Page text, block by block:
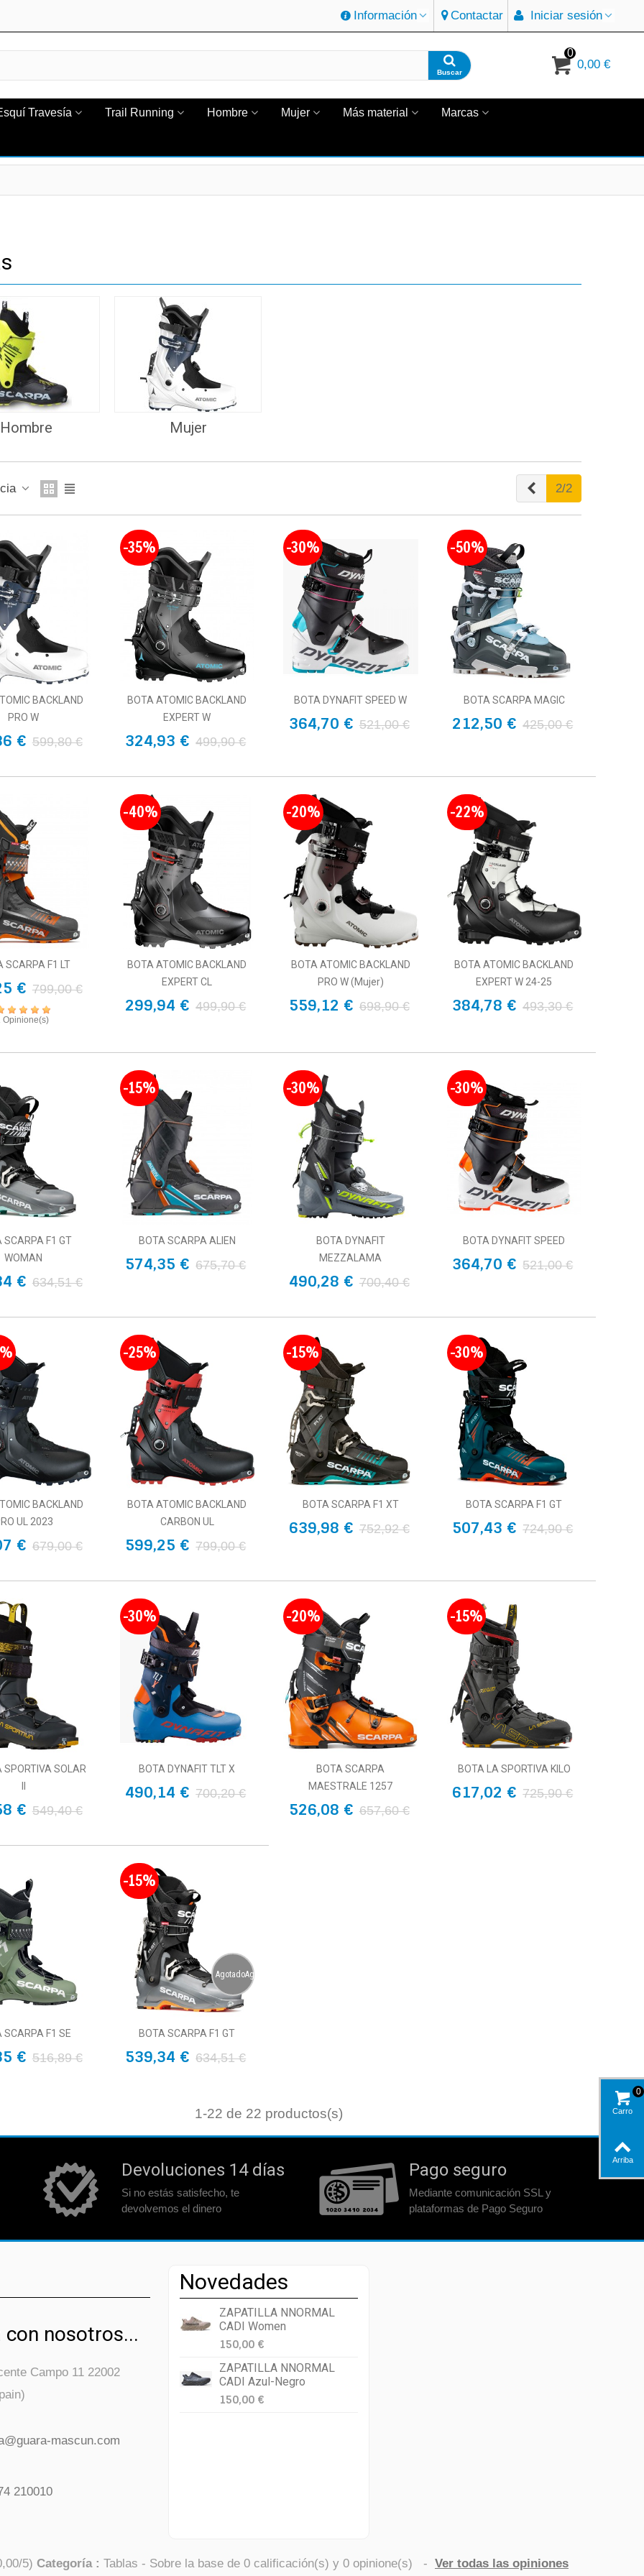
Información Contactar Iniciar sesión
Buscar
0
0,00 €
Travesía Trail Running Hombre Mujer Más material Marcas
Hombre Mujer
Anterior
2/2
BACKLAND
PRO W
€ 599,80 €
-35%
BOTA ATOMIC BACKLAND
EXPERT W
324,93 € 499,90 €
-30%
BOTA DYNAFIT SPEED W
364,70 € 521,00 €
-50%
BOTA SCARPA MAGIC
212,50 € 425,00 €
SCARPA F1 LT
€ 799,00 €
Opinione(s)
-40%
BOTA ATOMIC BACKLAND
EXPERT CL
299,94 € 499,90 €
-20%
BOTA ATOMIC BACKLAND
PRO W (Mujer)
559,12 € 698,90 €
-22%
BOTA ATOMIC BACKLAND
EXPERT W 24-25
384,78 € 493,30 €
SCARPA F1 GT
WOMAN
€ 634,51 €
-15%
BOTA SCARPA ALIEN
574,35 € 675,70 €
-30%
BOTA DYNAFIT
MEZZALAMA
490,28 € 700,40 €
-30%
BOTA DYNAFIT SPEED
364,70 € 521,00 €
BACKLAND
UL 2023
€ 679,00 €
-25%
BOTA ATOMIC BACKLAND
CARBON UL
599,25 € 799,00 €
-15%
BOTA SCARPA F1 XT
639,98 € 752,92 €
-30%
BOTA SCARPA F1 GT
507,43 € 724,90 €
SPORTIVA SOLAR
€ 549,40 €
-30%
BOTA DYNAFIT TLT X
490,14 € 700,20 €
-20%
BOTA SCARPA
MAESTRALE 1257
526,08 € 657,60 €
-15%
BOTA LA SPORTIVA KILO
617,02 € 725,90 €
SCARPA F1 SE
€ 516,89 €
AgotadoAgotado
-15%
BOTA SCARPA F1 GT
539,34 € 634,51 €
1-22 de 22 productos(s)
Devoluciones 14 días
Si no estás satisfecho, te
devolvemos el dinero
Pago seguro
Mediante comunicación SSL y
plataformas de Pago Seguro
con nosotros...
Campo 11 22002
mascun.com
210010
Novedades
ZAPATILLA NNORMAL
CADI Women
150,00 €
ZAPATILLA NNORMAL
CADI Azul-Negro
150,00 €
/5) Categoría : Tablas - Sobre la base de 0 calificación(s) y 0 opinione(s) - Ver todas las opiniones
Carro
0
Arriba